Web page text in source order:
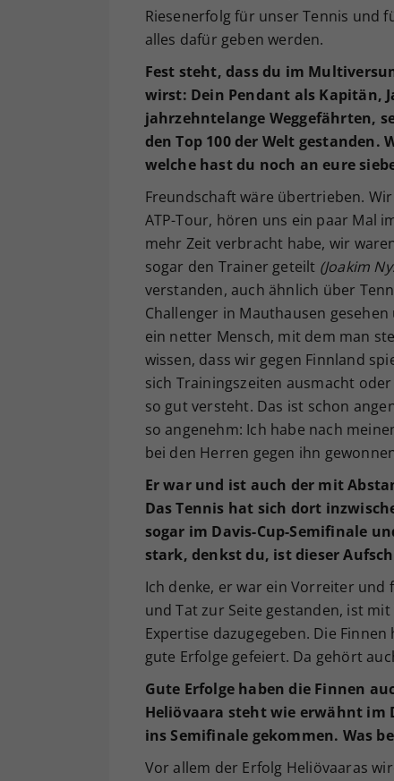
Riesenerfolg für unser Tennis und
alles dafür geben werden.
Fest steht, dass du im
wirst: Dein Pendant als Kapitän,
jahrzehntelange Weggefährten,
den Top 100 der Welt
welche hast du noch an eure
Freundschaft wäre übertrieben.
ATP-Tour, hören uns ein paar Mal
mehr Zeit verbracht habe, wir
sogar den Trainer geteilt (Joakim
verstanden, auch ähnlich über
Challenger in Mauthausen
ein netter Mensch, mit dem man
wissen, dass wir gegen Finnland
sich Trainingszeiten ausmacht
so gut versteht. Das ist schon
so angenehm: Ich habe nach
bei den Herren gegen ihn
Er war und ist auch der mit
Das Tennis hat sich dort
sogar im Davis-Cup-Semifinale
stark, denkst du, ist dieser
Ich denke, er war ein Vorreiter und
und Tat zur Seite gestanden, ist
Expertise dazugegeben. Die
gute Erfolge gefeiert. Da gehört
Gute Erfolge haben die Finnen
Heliövaara steht wie erwähnt im
ins Semifinale gekommen. Was
Vor allem der Erfolg Heliövaaras